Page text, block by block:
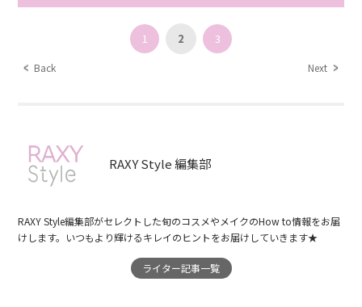
Back
1 2 3
Next
RAXY Style 編集部
RAXY Style編集部がセレクトした旬のコスメやメイクのHow to情報をお届
けします。いつもより輝けるキレイのヒントをお届けしていきます★
ライター記事一覧